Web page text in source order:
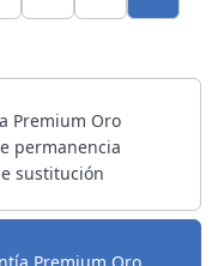
Premium Oro
permanencia
sustitución